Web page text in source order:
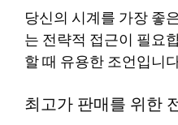
당신의 시계를 가장 좋
는 전략적 접근이 필요
할 때 유용한 조언입니
최고가 판매를 위한